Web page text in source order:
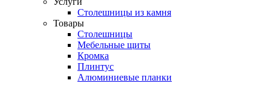
Столешницы из камня
Товары
Столешницы
Мебельные щиты
Кромка
Плинтус
Алюминиевые планки